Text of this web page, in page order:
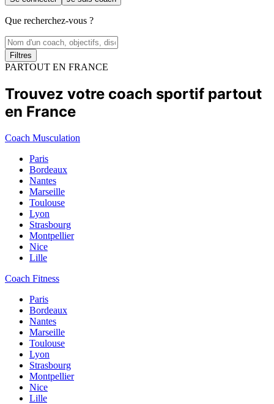
Que recherchez-vous ?
Filtres
PARTOUT EN FRANCE
Trouvez votre coach sportif partout
en France
Coach Musculation
Paris
Bordeaux
Nantes
Marseille
Toulouse
Lyon
Strasbourg
Montpellier
Nice
Lille
Coach Fitness
Paris
Bordeaux
Nantes
Marseille
Toulouse
Lyon
Strasbourg
Montpellier
Nice
Lille